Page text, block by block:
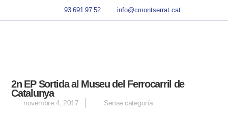
93 691 97 52 info@cmontserrat.cat
2n EP Sortida al Museu del Ferrocarril de
Catalunya
novembre 4, 2017 Sense categoría